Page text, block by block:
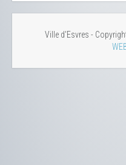
Ville d'Esvres -